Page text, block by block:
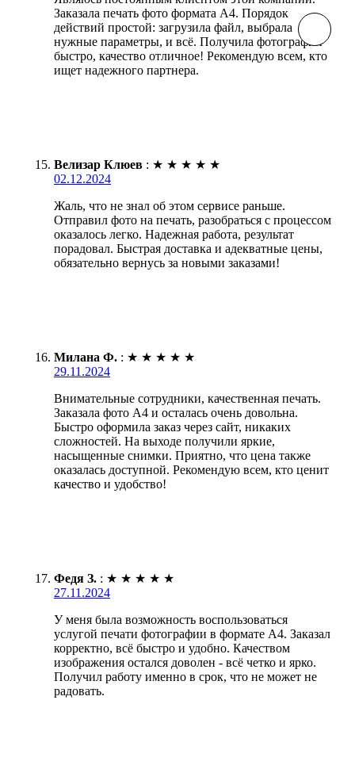
Заказала печать фото формата А4. Порядок
действий простой: загрузила файл, выбрала
нужные параметры, и всё. Получила фотографии
быстро, качество отличное! Рекомендую всем, кто
ищет надежного партнера.
Велизар Клюев : ★ ★ ★ ★ ★
02.12.2024
Жаль, что не знал об этом сервисе раньше.
Отправил фото на печать, разобраться с процессом
оказалось легко. Надежная работа, результат
порадовал. Быстрая доставка и адекватные цены,
обязательно вернусь за новыми заказами!
Милана Ф. : ★ ★ ★ ★ ★
29.11.2024
Внимательные сотрудники, качественная печать.
Заказала фото А4 и осталась очень довольна.
Быстро оформила заказ через сайт, никаких
сложностей. На выходе получили яркие,
насыщенные снимки. Приятно, что цена также
оказалась доступной. Рекомендую всем, кто ценит
качество и удобство!
Федя З. : ★ ★ ★ ★ ★
27.11.2024
У меня была возможность воспользоваться
услугой печати фотографии в формате А4. Заказал
корректно, всё быстро и удобно. Качеством
изображения остался доволен - всё четко и ярко.
Получил работу именно в срок, что не может не
радовать.